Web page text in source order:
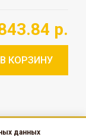
р.
КОРЗИНУ
данных